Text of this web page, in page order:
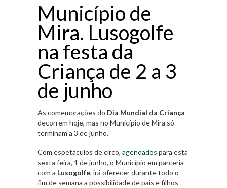
Município de
Mira. Lusogolfe
na festa da
Criança de 2 a 3
de junho
As comemorações do Dia Mundial da Criança
decorrem hoje, mas no Município de Mira só
terminam a 3 de junho.
Com espetáculos de circo, agendados para esta
sexta feira, 1 de junho, o Município em parceria
com a Lusogolfe, irá oferecer durante todo o
fim de semana a possibilidade de pais e filhos